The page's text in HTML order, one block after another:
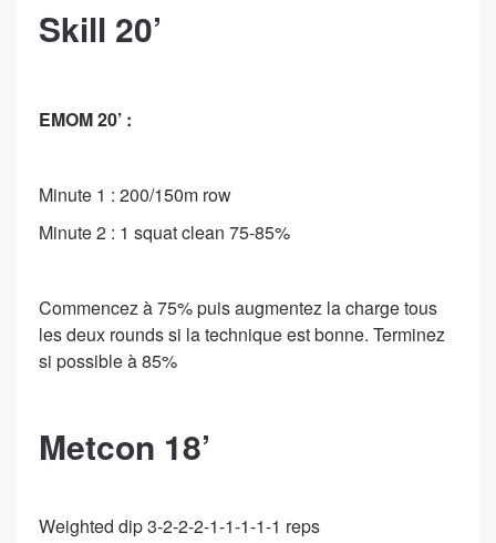
Skill 20’
EMOM 20’ :
Minute 1 : 200/150m row
Minute 2 : 1 squat clean 75-85%
Commencez à 75% puis augmentez la charge tous
les deux rounds si la technique est bonne. Terminez
si possible à 85%
Metcon 18’
Weighted dip 3-2-2-2-1-1-1-1-1 reps